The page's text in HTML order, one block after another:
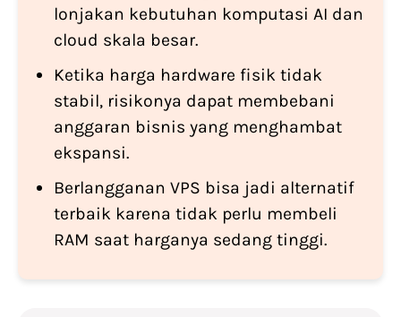
lonjakan kebutuhan komputasi AI dan
cloud skala besar.
Ketika harga hardware fisik tidak
stabil, risikonya dapat membebani
anggaran bisnis yang menghambat
ekspansi.
Berlangganan VPS bisa jadi alternatif
terbaik karena tidak perlu membeli
RAM saat harganya sedang tinggi.